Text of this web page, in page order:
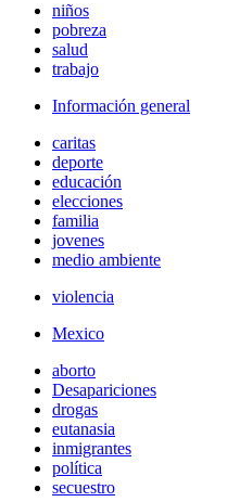
niños
pobreza
salud
trabajo
Información general
caritas
deporte
educación
elecciones
familia
jovenes
medio ambiente
violencia
Mexico
aborto
Desapariciones
drogas
eutanasia
inmigrantes
política
secuestro